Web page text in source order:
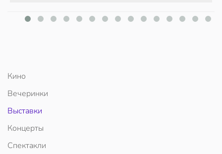
Кино
Вечеринки
Выставки
Концерты
Спектакли